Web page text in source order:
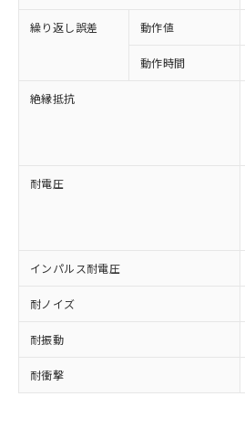
繰り返し誤差 動作値
動作時間
絶縁抵抗
耐電圧
インパルス耐電圧
耐ノイズ
耐振動
耐衝撃
正式な納期状況およ
様のお取引先、また
ご相談ください。
オムロン制御機器販売
販売ネットワー
在庫状況および標準
事前の承諾なく第三
示しないようお願いし
マイパーツ機能（部
ビス）をご利用いた
メンバーズにご登録さ
あります。
お客様が当ウェブサ
登録された部品リス
および当社の共同利
品・サービスに関す
引・商談に必要な範
※当社の共同利用者と
ル) (DEHP)(別名：DOP) 1000ppm
ルベンジル（BBP） 1000ppm以下
（DBP） 1000ppm以下、フタル酸
但し、RoHS指令で産業用監視およ
フタル酸エステル類の４物質につい
図的な使用がないことを確認してい
部品在庫の切り替え状況な
月が前後することがありま
※3 非含有証明書ダウン
下記の非含有証明書をダウ
EU RoHS指令（10物質）の
DBP(フタル酸ジブチル) : 1000ppm
DEHP(フタル酸ビス(2-エチルヘキ
「ｅ」：有害物質（10物質
準値以下であることを示し
「10」：通常の使用状況下
質が外部に漏えいし、環境
及ぼさない年数を意味しま
「－」：未確認です。当社
い合わせください。
当社は規制貨物を破
全に破砕するなど、
いよう必要な手段を講
当社は貴社製品を、
ル、化学兵器、生物
武器並びにこれらの
当社は、貴社製品を
場合は、上記1、2お
該第三者に通知しま
販売先および販売に
法に輸出するおそれ
り引きをいたしません
一定数には満た
いては、お客様
たはお客様担当
機器販売店・当
受注生産機種、
情報を公開して